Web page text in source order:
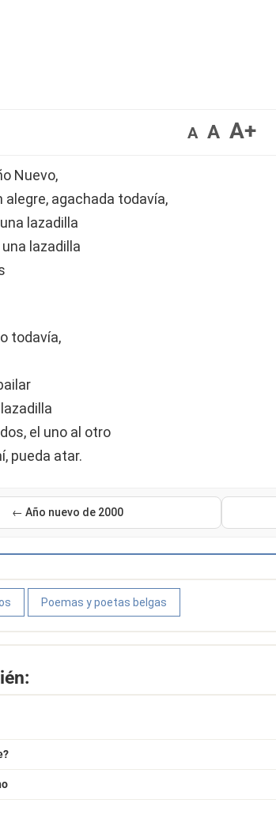
A A A+
Nuevo,
alegre, agachada todavía,
lazadilla
lazadilla
todavía,
el uno al otro
pueda atar.
← Año nuevo de 2000
Poemas y poetas belgas